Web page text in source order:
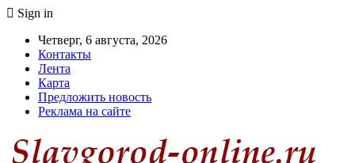
Sign in
Четверг, 6 августа, 2026
Контакты
Лента
Карта
Предложить новость
Реклама на сайте